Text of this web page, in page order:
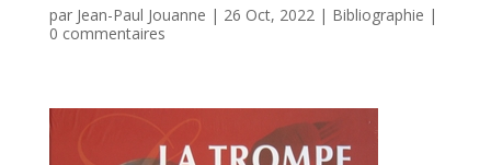
par Jean-Paul Jouanne | 26 Oct, 2022| Bibliographie |
0 commentaires